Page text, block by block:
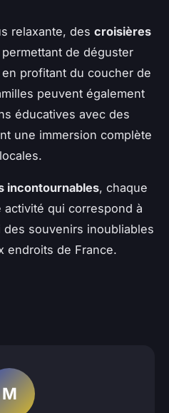
relaxante, des croisières
de déguster
profitant du coucher de
peuvent également
éducatives avec des
une immersion complète
incontournables, chaque
qui correspond à
souvenirs inoubliables
endroits de France.
M